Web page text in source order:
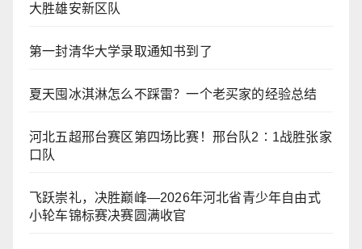
大胜雄安新区队
第一封清华大学录取通知书到了
夏天囤冰淇淋怎么不踩雷？一个老买家的经验总结
河北五超邢台赛区第四场比赛！邢台队2∶1战胜张家
口队
飞跃崇礼，决胜巅峰—2026年河北省青少年自由式
小轮车锦标赛决赛圆满收官